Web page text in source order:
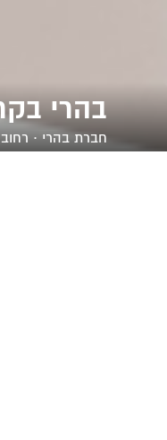
בהרי
חברת בהרי · רחוב